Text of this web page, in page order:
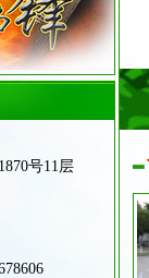
号11层
人啦
礼